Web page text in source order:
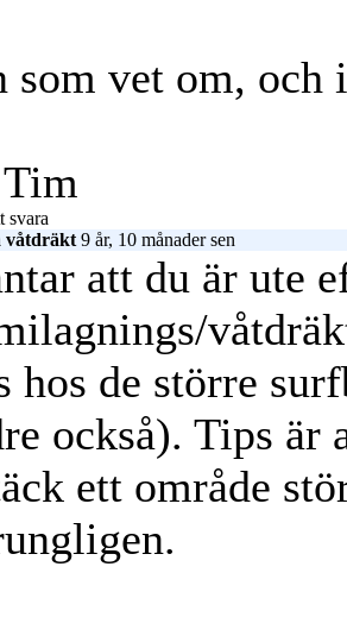
som vet om, och
svara
våtdräkt9 år, 10 månader sen
att du är ute
hos de större
också). Tips är
ett område